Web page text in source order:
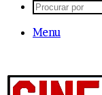
Menu